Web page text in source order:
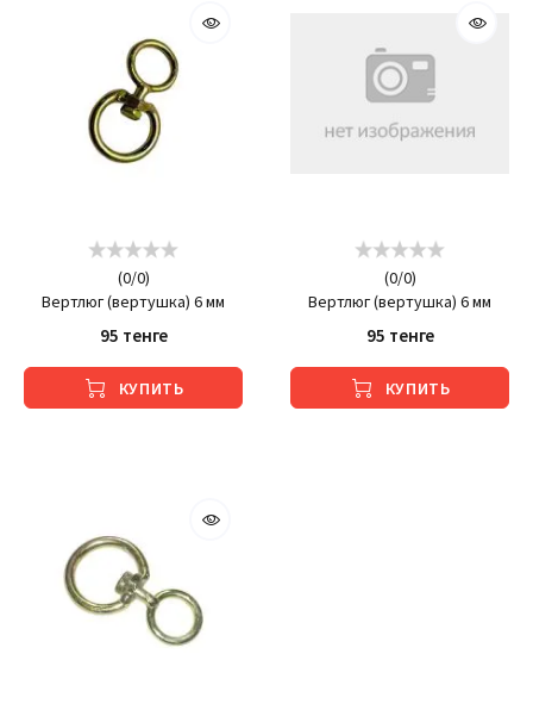
(0/0)
Вертлюг (вертушка) 6 мм
95 тенге
КУПИТЬ
(0/0)
Вертлюг (вертушка) 6 мм
95 тенге
КУПИТЬ